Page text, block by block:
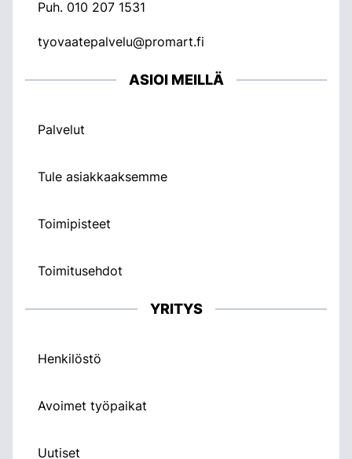
Puh. 010 207 1531
tyovaatepalvelu@promart.fi
ASIOI MEILLÄ
Palvelut
Tule asiakkaaksemme
Toimipisteet
Toimitusehdot
YRITYS
Henkilöstö
Avoimet työpaikat
Uutiset